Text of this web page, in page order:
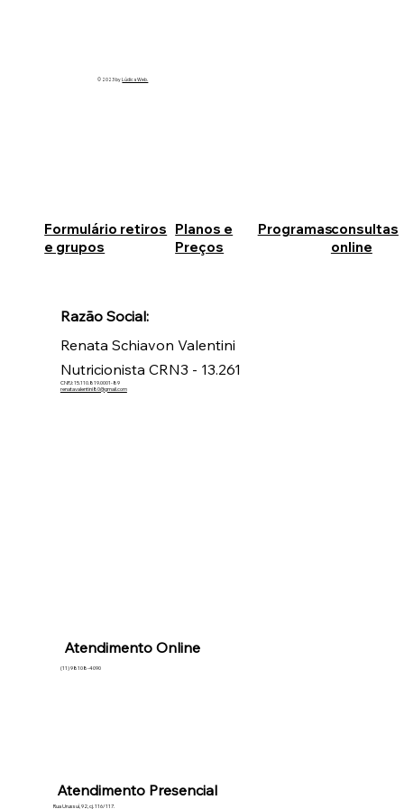
© 2023 byLúdica Web.
Formulário retiros
e grupos
Razão Social:
Renata Schiavon Valentini
Nutricionista CRN3 - 13.261
CNPJ: 15.110.819.0001-89
renatavalentini80@gmail.com
Planos e
Preços
Programasconsultas
online
Atendimento Online
(11) 98108-4090
Atendimento Presencial
Rua Urussuí, 92, cj. 116/117.